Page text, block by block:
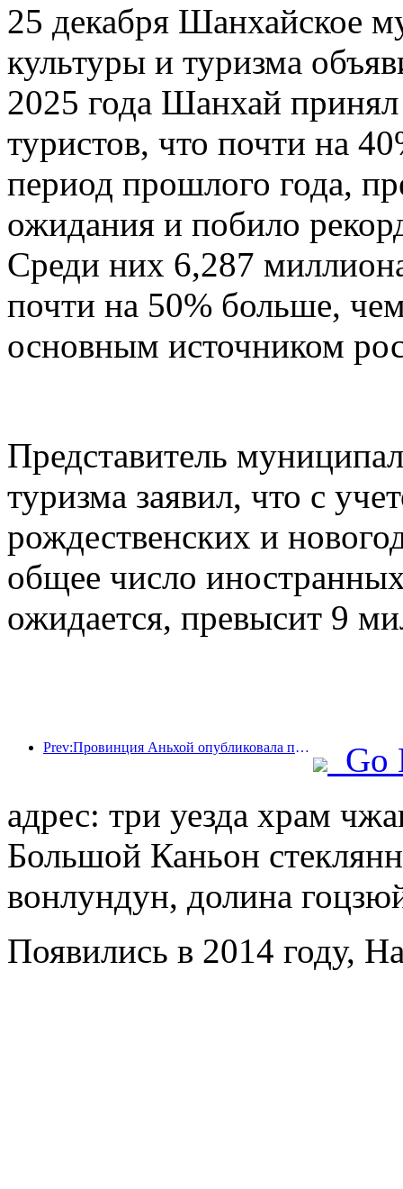
25 декабря Шанхайское
культуры и туризма
2025 года Шанхай
туристов, что почти на
период прошлого года,
ожидания и побило
Среди них 6,287
почти на 50% больше,
основным источником
Представитель
туризма заявил, что с
рождественских и
общее число
ожидается, превысит 9
Prev:Провинция Аньхой опубликовала проект «15-го пятилетнего плана», направленный на развитие индустрии культурного туризма в качестве одной из ключевых отраслей экономики.
Go
адрес: три уезда храм
Большой Каньон
вонлундун, долина
Появились в 2014 году,